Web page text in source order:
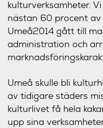
kulturverksamheter.
nästan 60 procent
Umeå2014 gått till
administration och
Umeå skulle bli
av tidigare städers
kulturlivet få hela
upp sina